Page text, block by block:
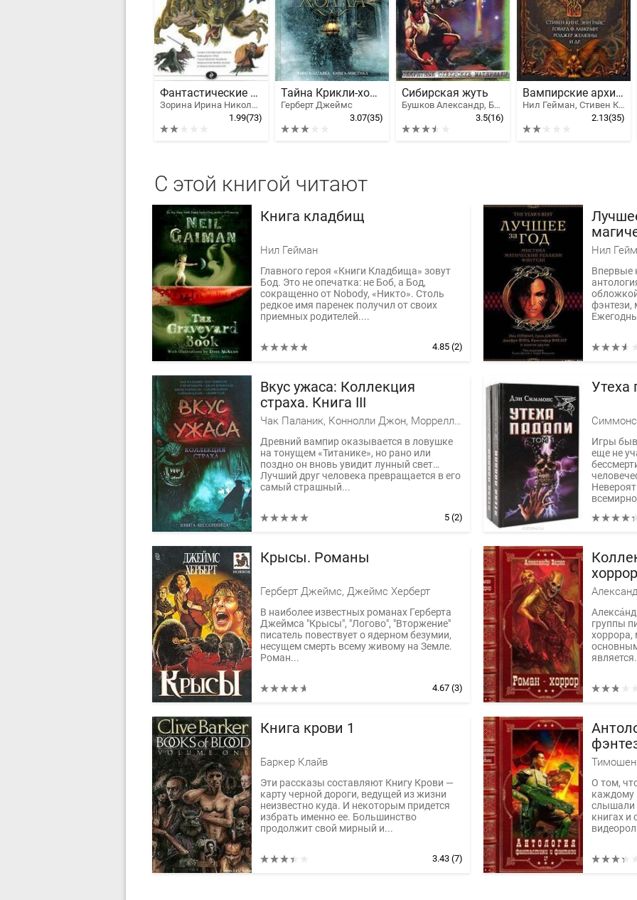
Фантастические существа. Полная энциклопедия
Зорина Ирина Николаевна
1.99(73)
Тайна Крикли-холла
Герберт Джеймс
3.07(35)
Сибирская жуть
Бушков Александр, Буровский Андрей Михайлович
3.5(16)
Вампирские архивы: Книга 1. Дети ночи
Нил Гейман, Стивен Кинг, Эдгар Аллан По, Дэвид Герберт Лоуренс, Джозеф Шеридан Ле Фаню, Желязны Роджер Джозеф, Бреннан Джозеф Пейн, Лавкрафт Говард Филлипс, Конан Дойл Артур Игнатиус, Браун Фредерик, Райс Энн, Иоганн Вольфганг Гете, Танит Ли, Мэри Элизабет Брэддон, Блэквуд Элджернон Генри, Горман Эд, Китс Джонатон, Смит Кларк Эштон, Капуана Луиджи, Шоу Дэвид Джей, Коулс Фредерик, Гилберт Уильям, Пенцлер Отто, Кроуфорд Энн, Линтон Элиза Линн, Чолмондели Мэри, Готорн Джулиан, Хартманн Франц, Якоби Карл, Байрон Лорд, Бомонт Чарльз, Ньюмен Ким
2.13(35)
С этой книгой читают
Книга кладбищ
Нил Гейман
Главного героя «Книги Кладбища» зовут
Бод. Это не опечатка: не Боб, а Бод,
сокращенно от Nobody, «Никто». Столь
редкое имя паренек получил от своих
приемных родителей....
4.85 (2)
Впервые
фэнтези,
Вкус ужаса: Коллекция
страха. Книга III
Чак Паланик, Коннолли Джон, Моррелл Дэвид, Мэтисон Ричард, Баркер Клайв, Андерсон Кевин Джей, Грэм Хизер, Кларк Саймон, Гаррис Мик
Древний вампир оказывается в ловушке
на тонущем «Титанике», но рано или
поздно он вновь увидит лунный свет…
Лучший друг человека превращается в его
самый страшный...
5 (2)
Утеха
Игры
еще не
Крысы. Романы
Герберт Джеймс, Джеймс Херберт
В наиболее известных романах Герберта
Джеймса "Крысы", "Логово", "Вторжение"
писатель повествует о ядерном безумии,
несущем смерть всему живому на Земле.
Роман...
4.67 (3)
36
группы
хоррора,
Книга крови 1
Баркер Клайв
Эти рассказы составляют Книгу Крови —
карту черной дороги, ведущей из жизни
неизвестно куда. И некоторым придется
избрать именно ее. Большинство
продолжит свой мирный и...
3.43 (7)
Книги
О том,
каждому
слышали
книгах и